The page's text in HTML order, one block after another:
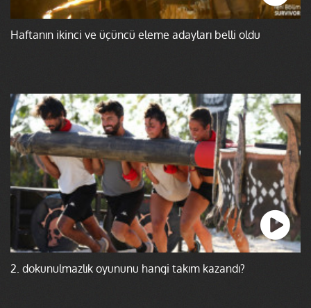
Haftanın ikinci ve üçüncü eleme adayları belli oldu
2. dokunulmazlık oyununu hangi takım kazandı?